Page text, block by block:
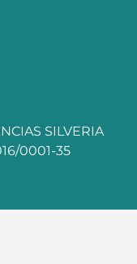
SILVERIA
0001-35